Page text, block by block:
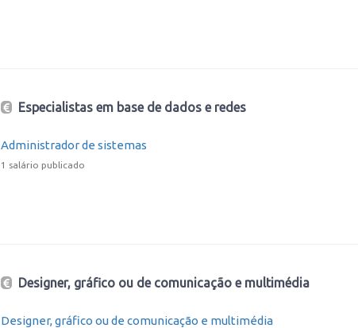
Especialistas em base de dados e redes
Administrador de sistemas
1 salário publicado
Designer, gráfico ou de comunicação e multimédia
Designer, gráfico ou de comunicação e multimédia